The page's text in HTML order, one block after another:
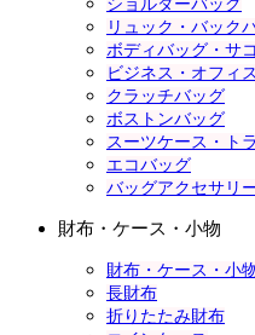
ショルダーバッグ
リュック・バック
ボディバッグ・サ
ビジネス・オフィ
クラッチバッグ
ボストンバッグ
スーツケース・ト
エコバッグ
バッグアクセサリ
財布・ケース・小物
財布・ケース・小
長財布
折りたたみ財布